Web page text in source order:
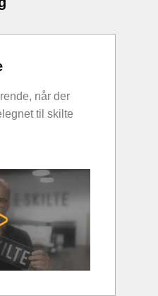
når der
til skilte